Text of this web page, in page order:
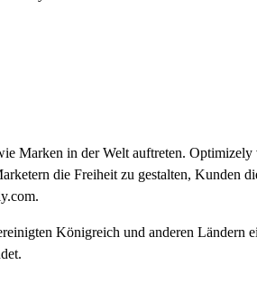
Marken in der Welt auftreten.
die Freiheit zu gestalten, Kunden
Königreich und anderen Ländern